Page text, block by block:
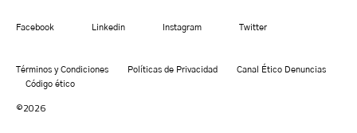
Facebook Linkedin Instagram Twitter
Términos y Condiciones Políticas de Privacidad
Canal Ético Denuncias
Código ético
©2026